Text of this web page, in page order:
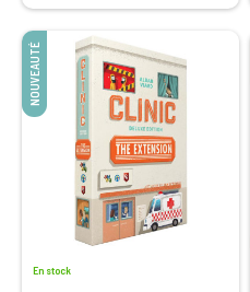
NOUVEAUTÉ
En stock